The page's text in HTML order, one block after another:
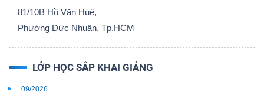
81/10B Hồ Văn Huê,
Phường Đức Nhuận, Tp.HCM
LỚP HỌC SẮP KHAI GIẢNG
09/2026